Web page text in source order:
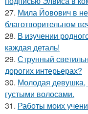
27. Мила Йовович в
благотворительном
28. В изучении
каждая деталь!
29. Струнный
дорогих интерьерах?
30. Молодая девушка,
густыми волосами.
31. Работы моих